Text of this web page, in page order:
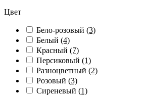
Цвет
Бело-розовый (3)
Белый (4)
Красный (7)
Персиковый (1)
Разноцветный (2)
Розовый (3)
Сиреневый (1)